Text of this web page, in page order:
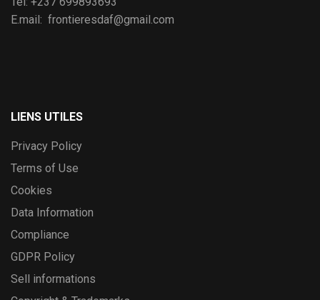
E.mail: frontieresdaf@gmail.com
LIENS UTILES
Privacy Policy
Terms of Use
Cookies
Data Information
Compliance
GDPR Policy
Sell informations